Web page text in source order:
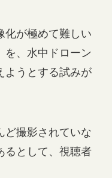
化が極めて難しい
を、水中ドローン
ようとする試みが
ど撮影されていな
るとして、視聴者